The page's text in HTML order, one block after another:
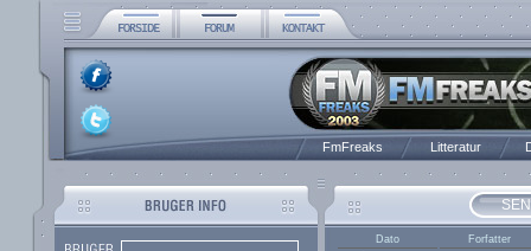
FmFreaks Litteratur
Dato
Forfatter